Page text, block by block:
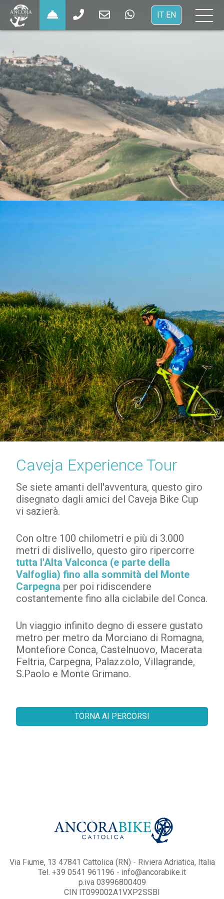
IT EN ×
Caveja Experience Tour
Se siete amanti dell'avventura, questo giro
disegnato dagli amici del Caveja Bike Cup
vi sazierà.
Con oltre 100 chilometri e più di 3.000
metri di dislivello, questo giro ripercorre
tutta l'Alta Valconca (e parte della
Valfoglia) fino alla sommità del Monte
Carpegna per poi ridiscendere
costantemente fino alla ciclabile del Conca.
Un viaggio infinito degno di essere gustato
metro per metro da Morciano di Romagna,
Montefiore Conca, Castelnuovo, Macerata
Feltria, Carpegna, Palazzolo, Villagrande,
S.Paolo e Monte Grimano.
TORNA AI PERCORSI
Via Fiume, 13 47841 Cattolica (RN) - Riviera Adriatica, Italia
Tel. +39 0541 961196 - info@ancorabike.it
p.iva 03996800409
CIN IT099002A1VXP2SSBI